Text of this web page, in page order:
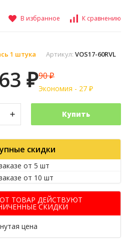
В избранное К сравнению
Артикул: VOS17-60RVL
1 штука
63 ₽90₽
Экономия - 27 ₽
Купить
скидки
от 5 шт
от 10 шт
ТОВАР ДЕЙСТВУЮТ
СКИДКИ
цена